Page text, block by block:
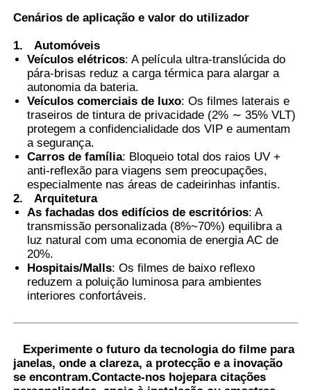
Cenários de aplicação e valor do utilizador
1.
Automóveis
Veículos elétricos: A película ultra-translúcida do
pára-brisas reduz a carga térmica para alargar a
autonomia da bateria.
Veículos comerciais de luxo: Os filmes laterais e
traseiros de tintura de privacidade (2% ∼ 35% VLT)
protegem a confidencialidade dos VIP e aumentam
a segurança.
Carros de família: Bloqueio total dos raios UV +
anti-reflexão para viagens sem preocupações,
especialmente nas áreas de cadeirinhas infantis.
2.
Arquitetura
As fachadas dos edifícios de escritórios: A
transmissão personalizada (8%~70%) equilibra a
luz natural com uma economia de energia AC de
20%.
Hospitais/Malls: Os filmes de baixo reflexo
reduzem a poluição luminosa para ambientes
interiores confortáveis.
Experimente o futuro da tecnologia do filme para
janelas, onde a clareza, a protecção e a inovação
se encontram.Contacte-nos hojepara citações